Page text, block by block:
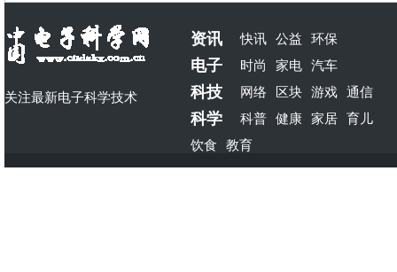
关注最新电子科学技术
资讯 快讯 公益 环保
电子 时尚 家电 汽车
科技 网络 区块 游戏 通信
科学 科普 健康 家居 育儿
饮食 教育